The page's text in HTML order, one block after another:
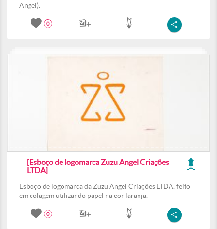
Angel).
0
[Esboço de logomarca Zuzu Angel Criações
LTDA]
Esboço de logomarca da Zuzu Angel Criações LTDA. feito
em colagem utilizando papel na cor laranja.
0